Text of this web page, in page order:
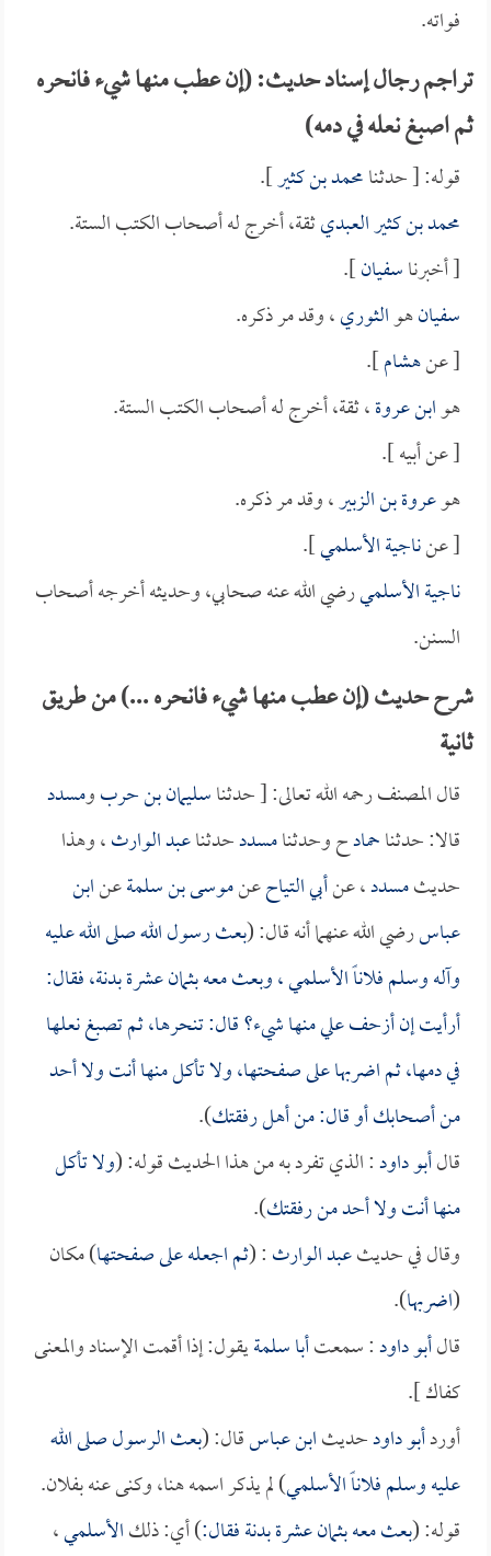
فواته.
تراجم رجال إسناد حديث: (إن عطب منها شيء فانحره
ثم اصبغ نعله في دمه)
قوله: [ حدثنامحمد بن كثير].
محمد بن كثير العبديثقة، أخرج له أصحاب الكتب الستة.
[ أخبرناسفيان].
سفيانهوالثوري، وقد مر ذكره.
[ عنهشام].
هوابن عروة، ثقة، أخرج له أصحاب الكتب الستة.
[ عن أبيه ].
هوعروة بن الزبير، وقد مر ذكره.
[ عنناجية الأسلمي].
ناجية الأسلميرضي الله عنه صحابي، وحديثه أخرجه أصحاب
السنن.
شرح حديث (إن عطب منها شيء فانحره ...) من طريق
ثانية
قال المصنف رحمه الله تعالى: [ حدثناسليمان بن حربومسدد
قالا: حدثناحمادح وحدثنامسددحدثناعبد الوارث، وهذا
حديثمسدد، عنأبي التياحعنموسى بن سلمةعنابن
عباسرضي الله عنهما أنه قال: (بعث رسول الله صلى الله عليه
وآله وسلم فلاناًالأسلمي، وبعث معه بثمان عشرة بدنة، فقال:
أرأيت إن أزحف علي منها شيء؟ قال: تنحرها، ثم تصبغ نعلها
في دمها، ثم اضربها على صفحتها، ولا تأكل منها أنت ولا أحد
من أصحابك أو قال: من أهل رفقتك).
قالأبو داود: الذي تفرد به من هذا الحديث قوله: (ولا تأكل
منها أنت ولا أحد من رفقتك).
وقال في حديثعبد الوارث: (ثم اجعله على صفحتها) مكان
(اضربها).
قالأبو داود: سمعتأبا سلمةيقول: إذا أقمت الإسناد والمعنى
كفاك ].
أوردأبو داودحديثابن عباسقال: (بعث الرسول صلى الله
عليه وسلم فلاناًالأسلمي) لم يذكر اسمه هنا، وكنى عنه بفلان.
قوله: (بعث معه بثمان عشرة بدنة فقال:) أي: ذلكالأسلمي،